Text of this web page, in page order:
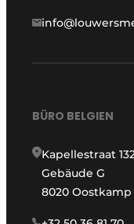
BÜRO BELGIEN
Kapellestraat
Gebäude G
8020